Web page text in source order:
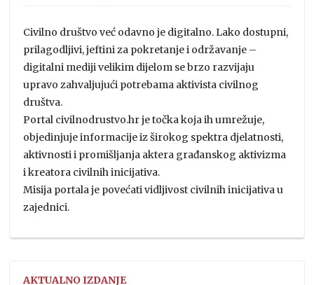
Civilno društvo već odavno je digitalno. Lako dostupni,
prilagodljivi, jeftini za pokretanje i održavanje –
digitalni mediji velikim dijelom se brzo razvijaju
upravo zahvaljujući potrebama aktivista civilnog
društva.
Portal civilnodrustvo.hr je točka koja ih umrežuje,
objedinjuje informacije iz širokog spektra djelatnosti,
aktivnosti i promišljanja aktera građanskog aktivizma
i kreatora civilnih inicijativa.
Misija portala je povećati vidljivost civilnih inicijativa u
zajednici.
AKTUALNO IZDANJE